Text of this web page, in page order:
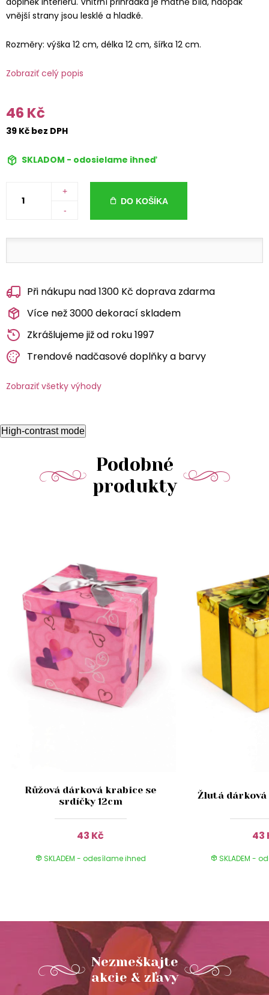
vnější strany jsou lesklé a hladké.
Rozměry: výška 12 cm, délka 12 cm, šířka 12 cm.
Zobraziť celý popis
46 Kč
39 Kč bez DPH
SKLADOM - odosielame ihneď
+
-
DO KOŠÍKA
Při nákupu nad 1300 Kč doprava zdarma
Více než 3000 dekorací skladem
Zkrášlujeme již od roku 1997
Trendové nadčasové doplňky a barvy
Zobraziť všetky výhody
High-contrast mode
Podobné
produkty
Růžová dárková krabice se
srdíčky 12cm
43 Kč
SKLADEM - odesílame ihned
Žlutá dárková
43
SKLADEM -
Nezmeškajte
akcie & zľavy